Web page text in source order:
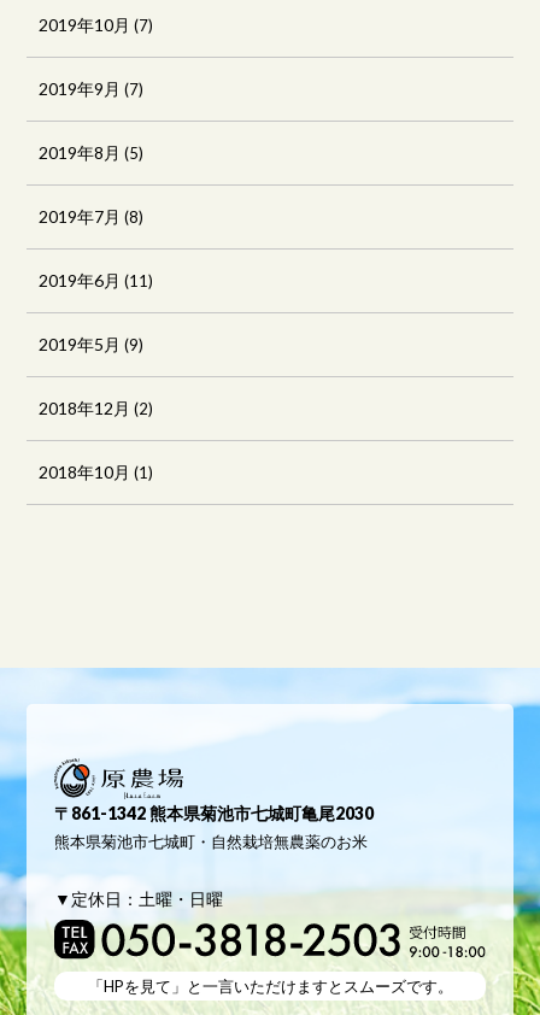
2019年10月 (7)
2019年9月 (7)
2019年8月 (5)
2019年7月 (8)
2019年6月 (11)
2019年5月 (9)
2018年12月 (2)
2018年10月 (1)
〒861-1342 熊本県菊池市七城町亀尾2030
熊本県菊池市七城町・自然栽培無農薬のお米
▼定休日：土曜・日曜
「HPを見て」と一言いただけますとスムーズです。